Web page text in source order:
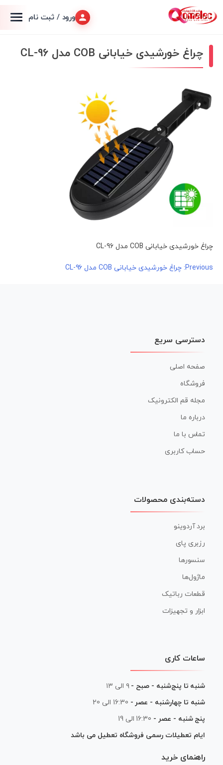
ورود / ثبت نام
چراغ خورشیدی خیابانی COB مدل CL-96
چراغ خورشیدی خیابانی COB مدل CL-96
راهبری
Previous: چراغ خورشیدی خیابانی COB مدل CL-96
دسترسی سریع
صفحه اصلی
فروشگاه
مجله قم الکترونیک
درباره ما
تماس با ما
حساب کاربری
دسته‌بندی محصولات
برد آردوینو
رزبری پای
سنسورها
ماژول‌ها
قطعات رباتیک
ابزار و تجهیزات
ساعات کاری
شنبه تا پنج‌شنبه - صبح - ۹ الی ۱۳
شنبه تا چهارشنبه - عصر - 16:30 الی 20
پنج شنبه - عصر - 16:30 الی 19
ایام تعطیلات رسمی فروشگاه تعطیل می باشد
راهنمای خرید